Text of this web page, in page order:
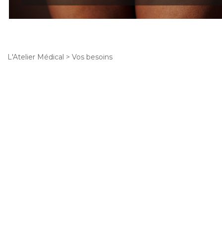
L'Atelier Médical > Vos besoins